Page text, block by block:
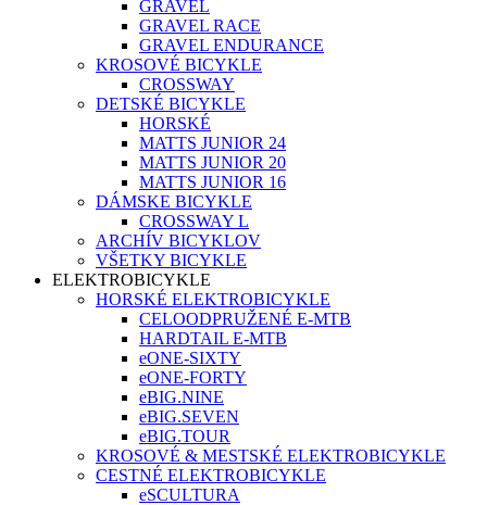
GRAVEL
GRAVEL RACE
GRAVEL ENDURANCE
KROSOVÉ BICYKLE
CROSSWAY
DETSKÉ BICYKLE
HORSKÉ
MATTS JUNIOR 24
MATTS JUNIOR 20
MATTS JUNIOR 16
DÁMSKE BICYKLE
CROSSWAY L
ARCHÍV BICYKLOV
VŠETKY BICYKLE
ELEKTROBICYKLE
HORSKÉ ELEKTROBICYKLE
CELOODPRUŽENÉ E-MTB
HARDTAIL E-MTB
eONE-SIXTY
eONE-FORTY
eBIG.NINE
eBIG.SEVEN
eBIG.TOUR
KROSOVÉ & MESTSKÉ ELEKTROBICYKLE
CESTNÉ ELEKTROBICYKLE
eSCULTURA